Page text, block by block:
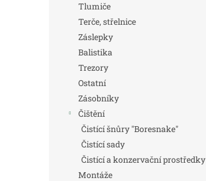
Tlumiče
Terče, střelnice
Záslepky
Balistika
Trezory
Ostatní
Zásobníky
Čištění
Čistící šnůry "Boresnake"
Čistící sady
Čistící a konzervační prostředky
Montáže